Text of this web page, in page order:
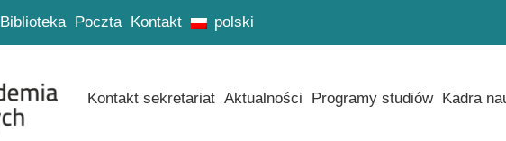
Biblioteka Poczta Kontakt polski
Kontakt sekretariat Aktualności Programy studiów Kadra